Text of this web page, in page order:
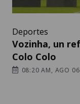
Deportes
Vozinha, un
Colo Colo
08:20 AM, AGO 06